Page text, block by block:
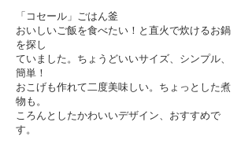
「コセール」ごはん釜
おいしいご飯を食べたい！と直火で炊けるお鍋
を探し
ていました。ちょうどいいサイズ、シンプル、
簡単！
おこげも作れて二度美味しい。ちょっとした煮
物も。
ころんとしたかわいいデザイン、おすすめで
す。